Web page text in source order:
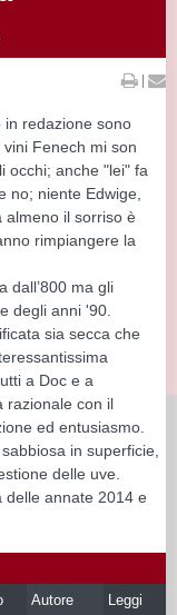
|
in redazione sono
vini Fenech mi son
occhi; anche "lei" fa
no; niente Edwige,
almeno il sorriso è
rimpiangere la
dall’800 ma gli
degli anni '90.
sia secca che
a Doc e a
razionale con il
ed entusiasmo.
in superficie,
delle uve.
delle annate 2014 e
Autore Leggi